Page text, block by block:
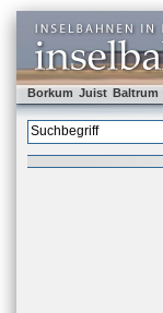
Borkum Juist Baltrum